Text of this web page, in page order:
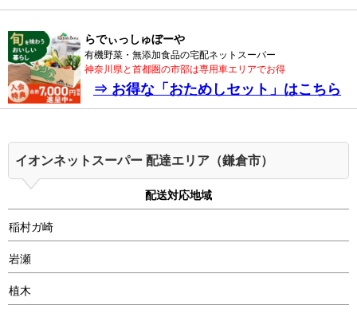
らでぃっしゅぼーや
有機野菜・無添加食品の宅配ネットスーパー
神奈川県と首都圏の市部は専用車エリアでお得
⇒ お得な「おためしセット」はこちら
イオンネットスーパー 配達エリア（鎌倉市）
配送対応地域
稲村ガ崎
岩瀬
植木